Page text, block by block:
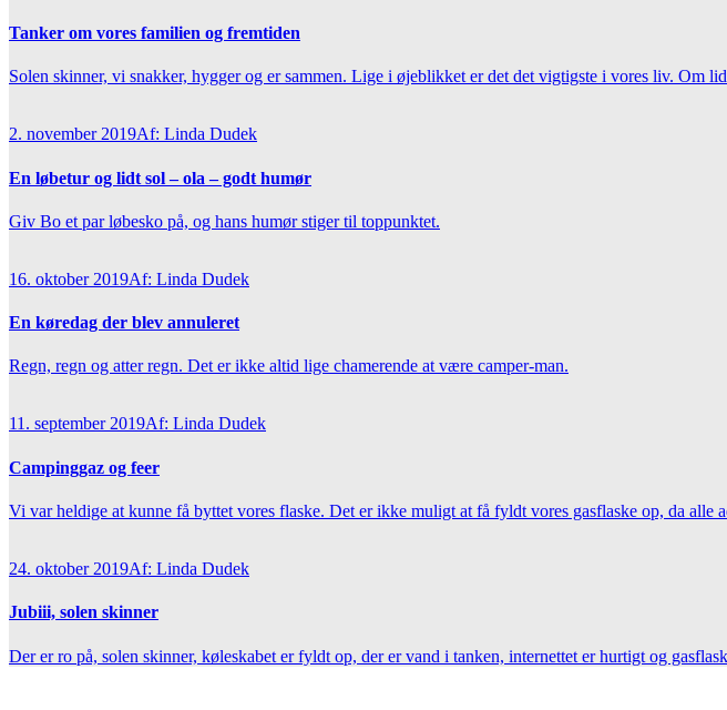
Tanker om vores familien og fremtiden
Solen skinner, vi snakker, hygger og er sammen. Lige i øjeblikket er det det vigtigste i vores liv. Om
2. november 2019Af: Linda Dudek
En løbetur og lidt sol – ola – godt humør
Giv Bo et par løbesko på, og hans humør stiger til toppunktet.
16. oktober 2019Af: Linda Dudek
En køredag der blev annuleret
Regn, regn og atter regn. Det er ikke altid lige chamerende at være camper-man.
11. september 2019Af: Linda Dudek
Campinggaz og feer
Vi var heldige at kunne få byttet vores flaske. Det er ikke muligt at få fyldt vores gasflaske op, da alle
24. oktober 2019Af: Linda Dudek
Jubiii, solen skinner
Der er ro på, solen skinner, køleskabet er fyldt op, der er vand i tanken, internettet er hurtigt og